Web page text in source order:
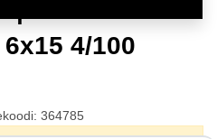
4/100
364785